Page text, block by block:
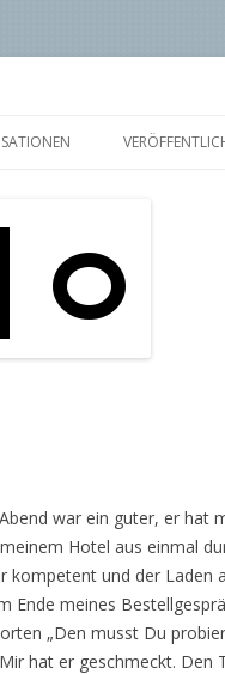
war ein guter, er hat
Hotel aus einmal
kompetent und der Laden
Ende meines
„Den musst Du
hat er geschmeckt. Den